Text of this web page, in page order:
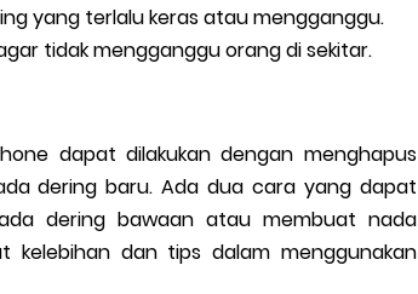
yang terlalu keras atau mengganggu.
tidak mengganggu orang di sekitar.
dapat dilakukan dengan menghapus
dering baru. Ada dua cara yang dapat
dering bawaan atau membuat nada
kelebihan dan tips dalam menggunakan